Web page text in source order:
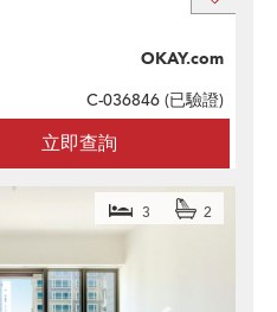
立即查詢
OKAY.com
C-036846 (已驗證)
3 2